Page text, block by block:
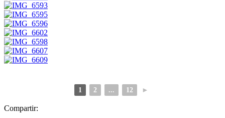
1 2 ... 12 ►
Compartir: